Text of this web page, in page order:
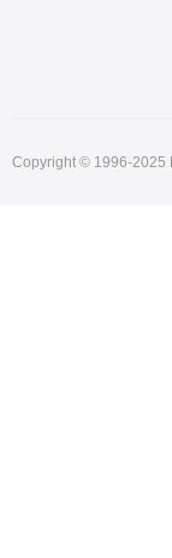
Copyright © 1996-2025